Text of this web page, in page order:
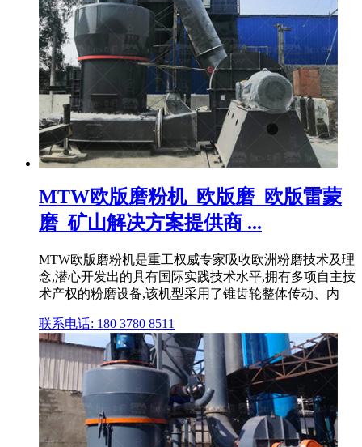
MTW欧版磨粉机_欧版磨_欧版雷蒙
磨_矿山解决方案提供商 ...
MTW欧版磨粉机是重工权威专家吸收欧洲粉磨技术及理
念,潜心开发出的具有国际实践技术水平,拥有多项自主技
术产权的粉磨设备,该机型采用了锥齿轮整体传动、内
联系电话: 180 3780 8511